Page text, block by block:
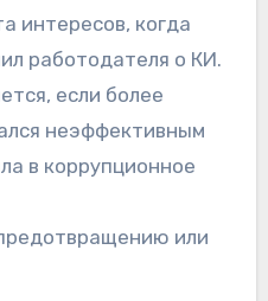
интересов, когда
работодателя о КИ.
если более
неэффективным
в коррупционное
или